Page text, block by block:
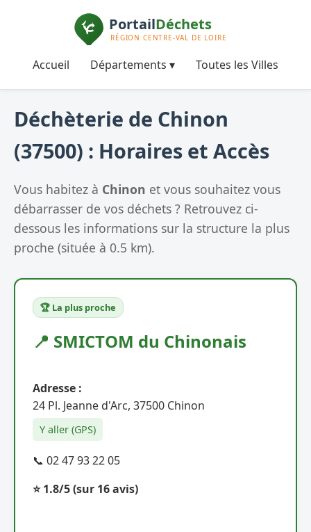
Accueil Départements ▾ Toutes les Villes
Déchèterie de Chinon
(37500) : Horaires et Accès
Vous habitez à Chinon et vous souhaitez vous
débarrasser de vos déchets ? Retrouvez ci-
dessous les informations sur la structure la plus
proche (située à 0.5 km).
🏆 La plus proche
📍 SMICTOM du Chinonais
Adresse :
24 Pl. Jeanne d'Arc, 37500 Chinon
Y aller (GPS)
📞 02 47 93 22 05
⭐ 1.8/5(sur 16 avis)